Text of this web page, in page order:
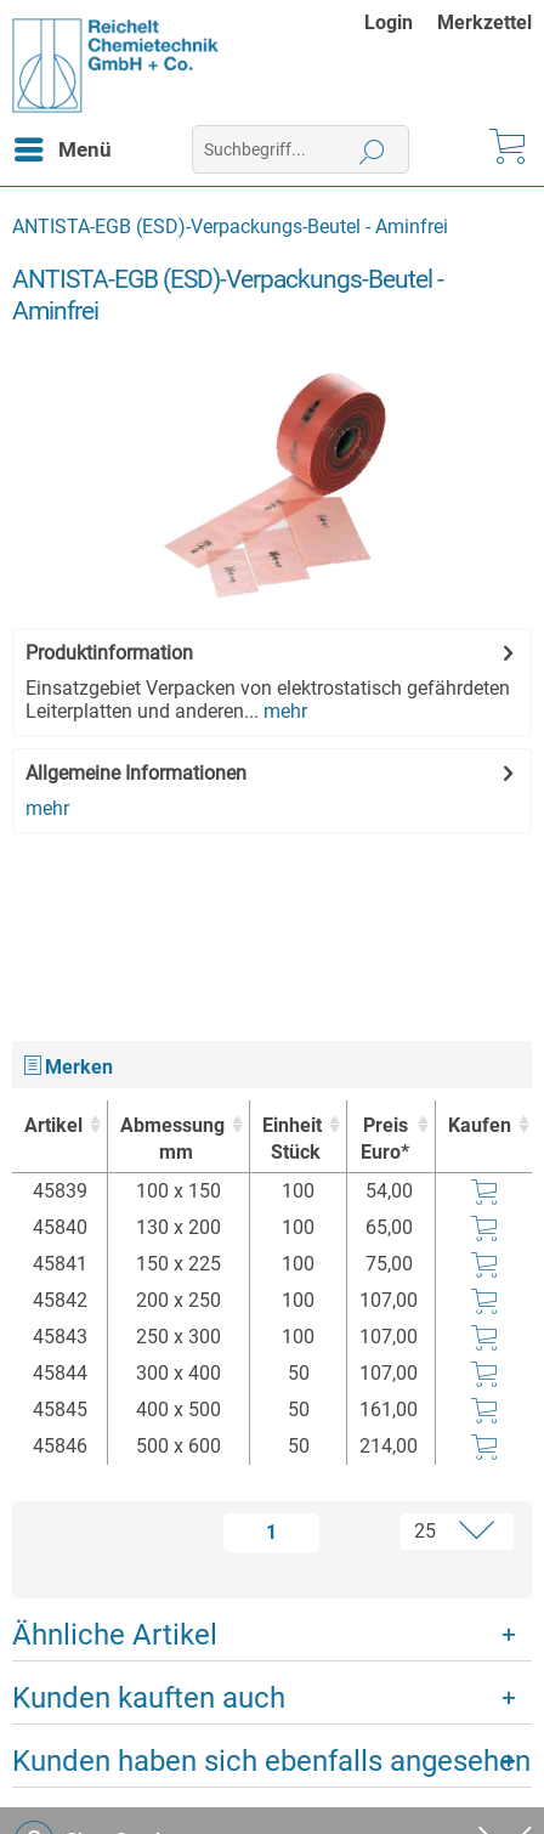
Login Merkzettel
Menü
ANTISTA-EGB (ESD)-Verpackungs-Beutel - Aminfrei
ANTISTA-EGB (ESD)-Verpackungs-Beutel -
Aminfrei
Produktinformation
Einsatzgebiet Verpacken von elektrostatisch gefährdeten
Leiterplatten und anderen... mehr
Allgemeine Informationen
mehr
Merken
Artikel
Abmessung
mm
Einheit
Stück
Preis
Euro*
Kaufen
Artikel
Abmessung
Einheit
Preis
Kaufen
45839 100 x 150 100
54,00
45840
130 x 200 100
65,00
45841
150 x 225 100
75,00
45842
200 x 250 100
107,00
45843
250 x 300 100
107,00
45844
300 x 400 50
107,00
45845
400 x 500 50
161,00
45846
500 x 600 50 214,00
1
Ähnliche Artikel
Kunden kauften auch
Kunden haben sich ebenfalls angesehen